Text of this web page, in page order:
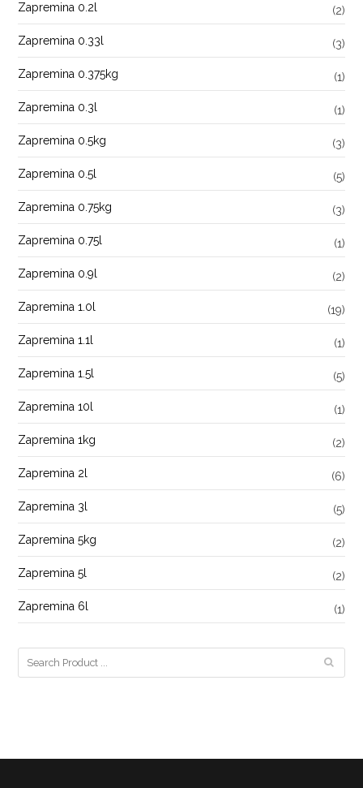
Zapremina 0.2l (2)
Zapremina 0.33l (3)
Zapremina 0.375kg (1)
Zapremina 0.3l (1)
Zapremina 0.5kg (3)
Zapremina 0.5l (5)
Zapremina 0.75kg (3)
Zapremina 0.75l (1)
Zapremina 0.9l (2)
Zapremina 1.0l (19)
Zapremina 1.1l (1)
Zapremina 1.5l (5)
Zapremina 10l (1)
Zapremina 1kg (2)
Zapremina 2l (6)
Zapremina 3l (5)
Zapremina 5kg (2)
Zapremina 5l (2)
Zapremina 6l (1)